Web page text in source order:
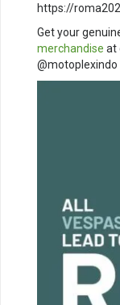
https://
Get your
merchandise at
@motoplexindo